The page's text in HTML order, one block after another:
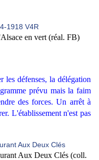
en vert (réal. FB)
les défenses, la délégation
prévu mais la faim
des forces. Un arrêt à
L'établissement n'est pas
Aux Deux Clés (coll.